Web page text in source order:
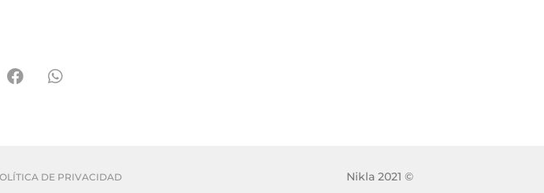
DE PRIVACIDAD Nikla 2021 ©